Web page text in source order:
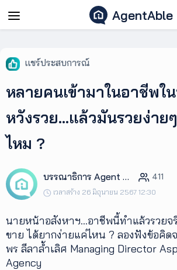
AgentAble
AgentAble
เอเจ
AgentClub
AgentTool
UpSkill
Podcast
แชร์ประสบการณ์
หลายคนเข้ามาในอาชีพใ
หวังรวย…แล้วมันรวยง่าย
ไหม ?
บรรณาธิการ Agent Club 411
เวลาสร้าง 26 มิถุนายน 2567 12:30
นายหน้าอสังหาฯ...อาชีพนี้ทำแล้วรวยจ
ขาย ได้ยากง่ายแค่ไหน ? ลองฟังข้อคิด
พร ลีลาล้ำเลิศ Managing Director
Agency